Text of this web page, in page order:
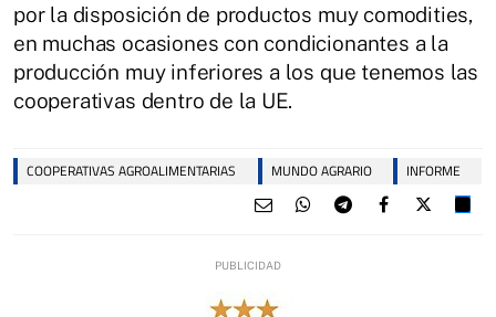
por la disposición de productos muy comodities,
en muchas ocasiones con condicionantes a la
producción muy inferiores a los que tenemos las
cooperativas dentro de la UE.
COOPERATIVAS AGROALIMENTARIAS MUNDO AGRARIO INFORME